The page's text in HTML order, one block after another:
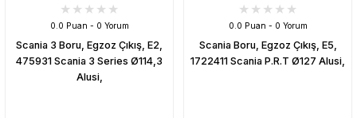
0.0 Puan - 0 Yorum
Scania 3 Boru, Egzoz Çıkış, E2,
475931 Scania 3 Series Ø114,3
Alusi,
0.0 Puan - 0 Yorum
Scania Boru, Egzoz Çıkış, E5,
1722411 Scania P.R.T Ø127 Alusi,